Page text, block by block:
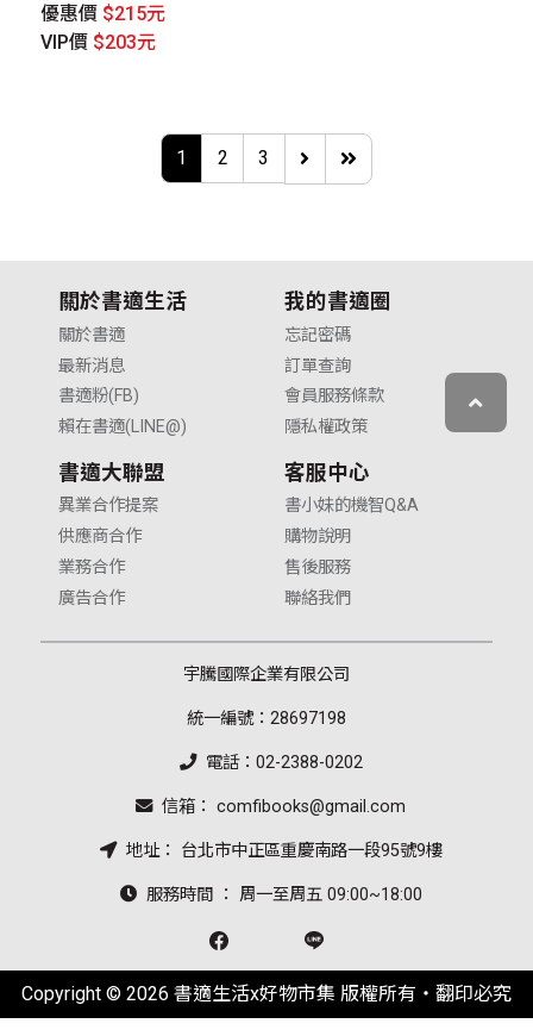
優惠價 $215元
VIP價 $203元
1 2 3
關於書適生活
關於書適
最新消息
書適粉(FB)
賴在書適(LINE@)
我的書適圈
忘記密碼
訂單查詢
會員服務條款
隱私權政策
書適大聯盟
異業合作提案
供應商合作
業務合作
廣告合作
客服中心
書小妹的機智Q&A
購物說明
售後服務
聯絡我們
宇騰國際企業有限公司
統一編號：28697198
電話：02-2388-0202
信箱： comfibooks@gmail.com
地址： 台北市中正區重慶南路一段95號9樓
服務時間 ： 周一至周五 09:00~18:00
Copyright © 2026 書適生活x好物市集 版權所有‧翻印必究